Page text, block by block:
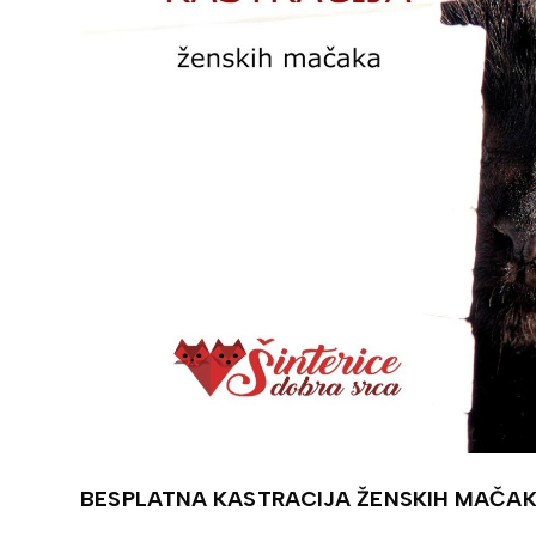
BESPLATNA KASTRACIJA ŽENSKIH